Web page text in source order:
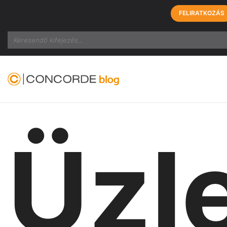
FELIRATKOZÁS
Search